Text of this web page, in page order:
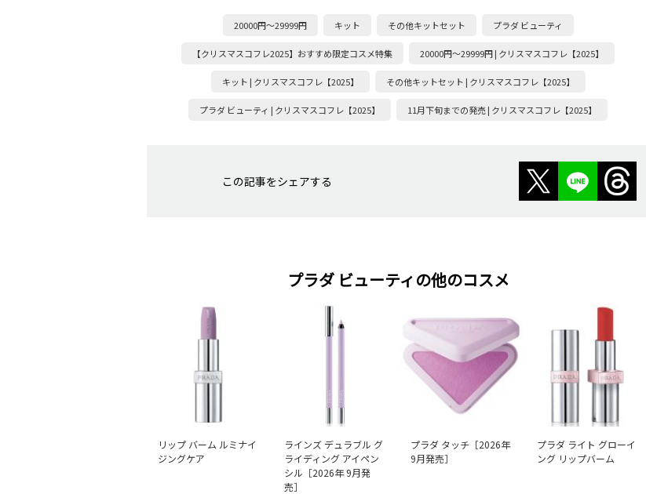
20000円～29999円 キット その他キットセット プラダ ビューティ
【クリスマスコフレ2025】おすすめ限定コスメ特集 20000円～29999円 | クリスマスコフレ【2025】
キット | クリスマスコフレ【2025】 その他キットセット | クリスマスコフレ【2025】
プラダ ビューティ | クリスマスコフレ【2025】 11月下旬までの発売 | クリスマスコフレ【2025】
この記事をシェアする
プラダ ビューティの他のコスメ
リップ バーム ルミナイ
ジングケア
ラインズ デュラブル グ
ライディング アイペン
シル［2026年 9月発
売］
プラダ タッチ［2026年
9月発売］
プラダ ライト グローイ
ング リップバーム